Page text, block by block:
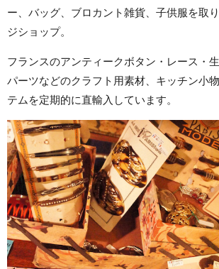
ー、バッグ、ブロカント雑貨、子供服を取
ジショップ。
フランスのアンティークボタン・レース・
パーツなどのクラフト用素材、キッチン小
テムを定期的に直輸入しています。